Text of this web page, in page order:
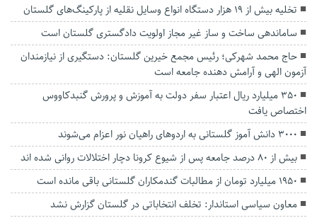
تخلیه بیش از ۱۹ هزار دستگاه انواع وسایل نقلیه از پارکینگ‌های گلستان
ساماندهی ساخت و ساز غیر مجاز اولویت دادگستری گلستان است
حاج محمد شهرکی؛ رئیس مجمع خیرین گلستان: دستگیری از نیازمندان
آزمون الهی و آرامش دهنده جامعه است
۳۵۰ میلیارد ریال اعتبار سفر دولت به آموزش و پرورش گنبدکاووس
اختصاص یافت
۳۰۰۰ دانش آموز گلستانی به اردوهای راهیان نور اعزام می‌شوند
بیش از ۸۰‌ درصد جامعه پس از شیوع کرونا دچار اختلالات روانی شده اند
۱۹۵۰ میلیارد تومان از مطالبات گندمکاران گلستانی باقی مانده است
معاون سیاسی استاندار: تخلف انتخاباتی در گلستان گزارش نشد